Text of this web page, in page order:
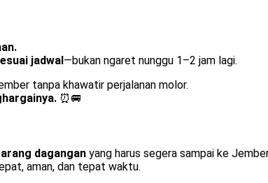
jadwal —bukan ngaret nunggu 1–2 jam lagi.
tanpa khawatir perjalanan molor.
⏰🚐
dagangan yang harus segera sampai ke
aman, dan tepat waktu.